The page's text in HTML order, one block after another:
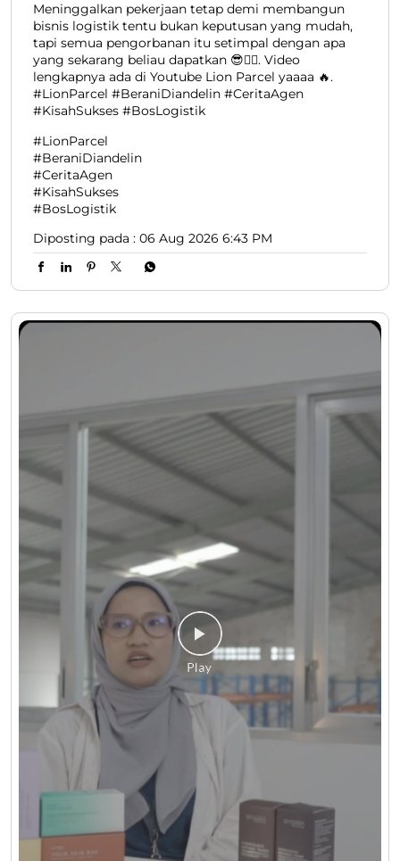
Meninggalkan pekerjaan tetap demi membangun
bisnis logistik tentu bukan keputusan yang mudah,
tapi semua pengorbanan itu setimpal dengan apa
yang sekarang beliau dapatkan 😎👍🏻. Video
lengkapnya ada di Youtube Lion Parcel yaaaa 🔥.
#LionParcel #BeraniDiandelin #CeritaAgen
#KisahSukses #BosLogistik
#LionParcel
#BeraniDiandelin
#CeritaAgen
#KisahSukses
#BosLogistik
Diposting pada : 06 Aug 2026 6:43 PM